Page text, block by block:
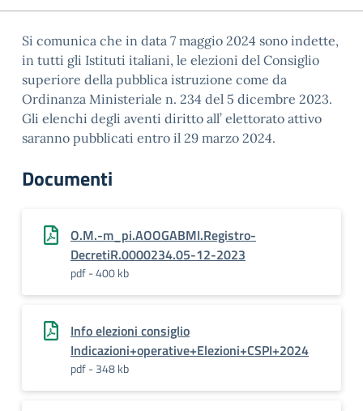
Si comunica che in data 7 maggio 2024 sono indette,
in tutti gli Istituti italiani, le elezioni del Consiglio
superiore della pubblica istruzione come da
Ordinanza Ministeriale n. 234 del 5 dicembre 2023.
Gli elenchi degli aventi diritto all’ elettorato attivo
saranno pubblicati entro il 29 marzo 2024.
Documenti
O.M.-m_pi.AOOGABMI.Registro-
DecretiR.0000234.05-12-2023
pdf - 400 kb
Info elezioni consiglio
Indicazioni+operative+Elezioni+CSPI+2024
pdf - 348 kb